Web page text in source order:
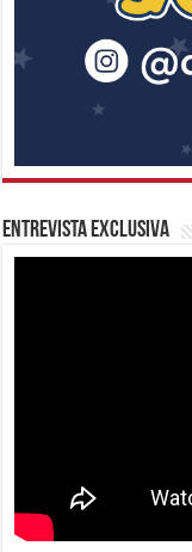
Entrevista Exclusiva